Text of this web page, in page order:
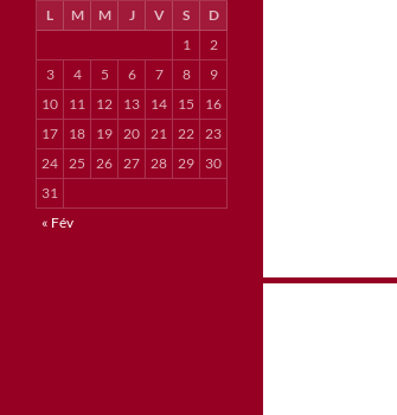
L M M J V S
D
1
2
3
4 5 6 7 8
9
10
11 12 13 14 15
16
17
18 19 20 21 22 23
24 25 26 27 28 29
30
31
« Fév